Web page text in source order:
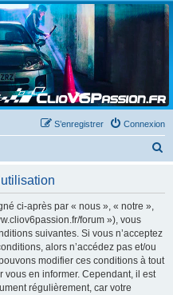
Connexion
S’enregistrer
c
ci-après par « nous », « notre »,
forum »), vous
suivantes. Si vous n’acceptez
alors n’accédez pas et/ou
modifier ces conditions à tout
vous en informer. Cependant, il est
régulièrement, car votre